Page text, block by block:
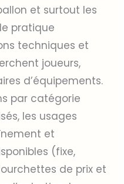
et surtout les
pratique
techniques et
joueurs,
d’équipements.
par catégorie
les usages
et
(fixe,
de prix et